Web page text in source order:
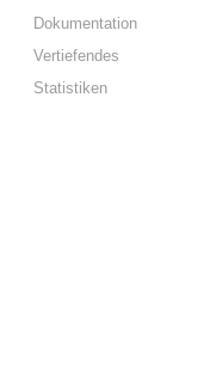
Dokumentation
Vertiefendes
Statistiken